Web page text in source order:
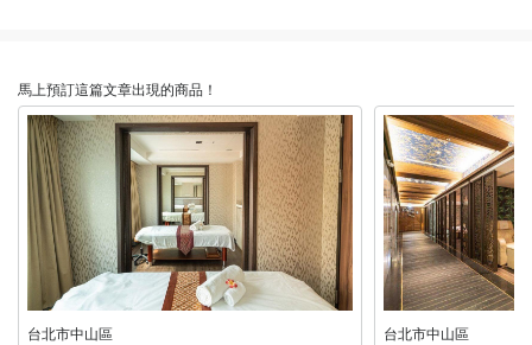
馬上預訂這篇文章出現的商品！
台北市中山區 台北市中山區